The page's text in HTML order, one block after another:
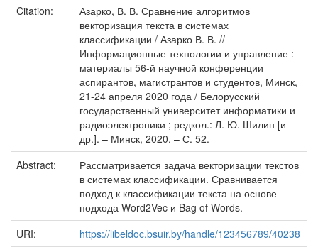
Citation:
Азарко, В. В. Сравнение алгоритмов
векторизация текста в системах
классификации / Азарко В. В. //
Информационные технологии и управление :
материалы 56-й научной конференции
аспирантов, магистрантов и студентов, Минск,
21-24 апреля 2020 года / Белорусский
государственный университет информатики и
радиоэлектроники ; редкол.: Л. Ю. Шилин [и
др.]. – Минск, 2020. – С. 52.
Abstract:
Рассматривается задача векторизации текстов
в системах классификации. Сравнивается
подход к классификации текста на основе
подхода Word2Vec и Bag of Words.
URI:
https://libeldoc.bsuir.by/handle/123456789/40238